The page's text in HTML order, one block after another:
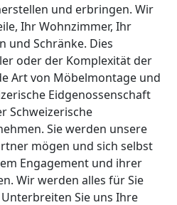
und erbringen. Wir
Ihr Wohnzimmer, Ihr
und Schränke. Dies
oder der Komplexität der
Art von Möbelmontage und
Eidgenossenschaft
Schweizerische
Sie werden unsere
mögen und sich selbst
Engagement und ihrer
Wir werden alles für Sie
Sie uns Ihre